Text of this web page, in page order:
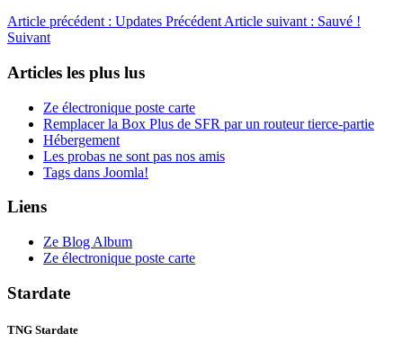
Article précédent : Updates Précédent Article suivant : Sauvé !
Suivant
Articles les plus lus
Ze électronique poste carte
Remplacer la Box Plus de SFR par un routeur tierce-partie
Hébergement
Les probas ne sont pas nos amis
Tags dans Joomla!
Liens
Ze Blog Album
Ze électronique poste carte
Stardate
TNG Stardate